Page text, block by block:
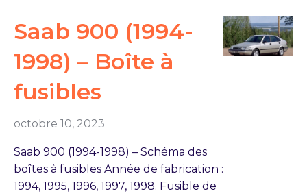
Saab 900 (1994-
1998) – Boîte à
fusibles
octobre 10, 2023
Saab 900 (1994-1998) – Schéma des
boîtes à fusibles Année de fabrication :
1994, 1995, 1996, 1997, 1998. Fusible de